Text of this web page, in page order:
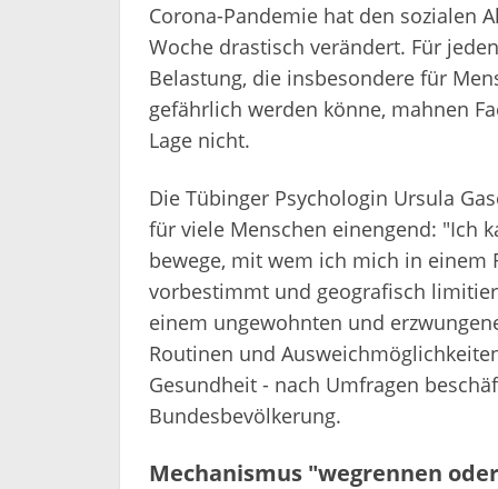
Corona-Pandemie hat den sozialen
Woche drastisch verändert. Für
Belastung, die insbesondere für
gefährlich werden könne, mahnen
Lage nicht.
Die Tübinger Psychologin Ursula
für viele Menschen einengend: "Ich
bewege, mit wem ich mich in einem
vorbestimmt und geografisch
einem ungewohnten und
Routinen und
Gesundheit - nach Umfragen
Bundesbevölkerung.
Mechanismus "wegrennen